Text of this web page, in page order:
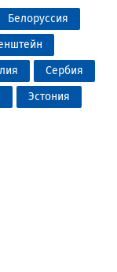
Белоруссия
Сербия
Эстония